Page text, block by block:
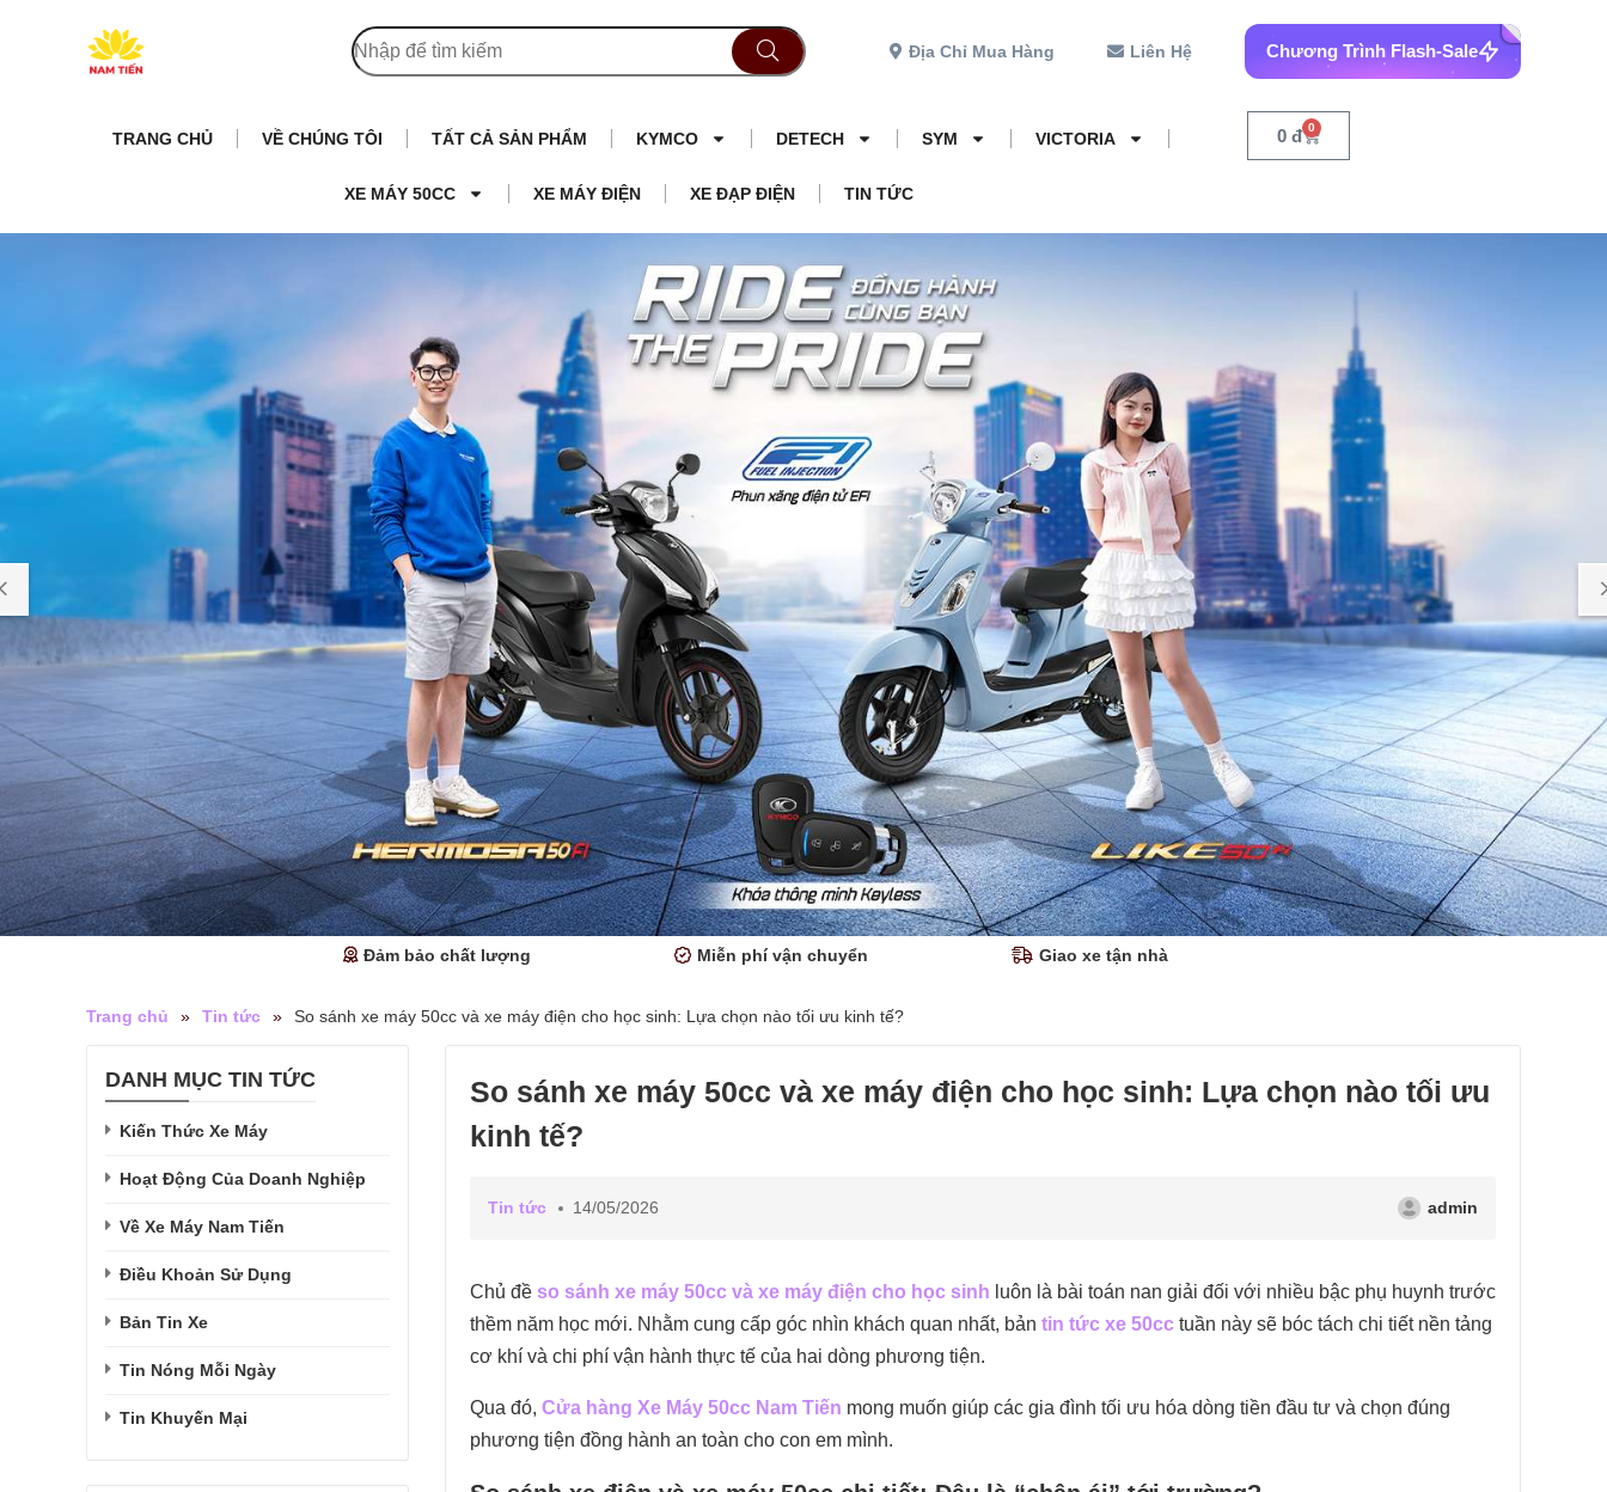
Địa Chỉ Mua Hàng Liên Hệ Chương Trình Flash-Sale
TRANG CHỦ VỀ CHÚNG TÔI TẤT CẢ SẢN PHẨM KYMCO DETECH SYM VICTORIA
XE MÁY 50CC XE MÁY ĐIỆN XE ĐẠP ĐIỆN TIN TỨC
0 đ 0
Đảm bảo chất lượng Miễn phí vận chuyển Giao xe tận nhà
Trang chủ » Tin tức » So sánh xe máy 50cc và xe máy điện cho học sinh: Lựa chọn nào tối ưu kinh tế?
So sánh xe máy 50cc và xe máy điện cho học sinh: Lựa chọn nào tối ưu
kinh tế?
Tin tức 14/05/2026 admin
Chủ đề so sánh xe máy 50cc và xe máy điện cho học sinh luôn là bài toán nan giải đối với nhiều bậc phụ huynh trước
thềm năm học mới. Nhằm cung cấp góc nhìn khách quan nhất, bản tin tức xe 50cc tuần này sẽ bóc tách chi tiết nền tảng
cơ khí và chi phí vận hành thực tế của hai dòng phương tiện.
Qua đó, Cửa hàng Xe Máy 50cc Nam Tiến mong muốn giúp các gia đình tối ưu hóa dòng tiền đầu tư và chọn đúng
phương tiện đồng hành an toàn cho con em mình.
DANH MỤC TIN TỨC
Kiến Thức Xe Máy
Hoạt Động Của Doanh Nghiệp
Về Xe Máy Nam Tiến
Điều Khoản Sử Dụng
Bản Tin Xe
Tin Nóng Mỗi Ngày
Tin Khuyến Mại